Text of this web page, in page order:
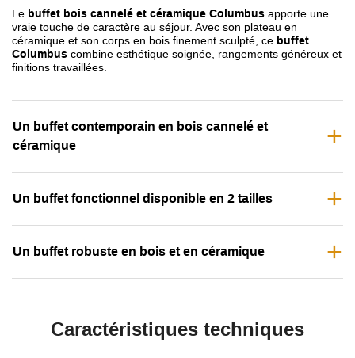
Le buffet bois cannelé et céramique Columbus apporte une
vraie touche de caractère au séjour. Avec son plateau en
céramique et son corps en bois finement sculpté, ce buffet
Columbus combine esthétique soignée, rangements généreux et
finitions travaillées.
Un buffet contemporain en bois cannelé et
céramique
Un buffet fonctionnel disponible en 2 tailles
Un buffet robuste en bois et en céramique
Caractéristiques techniques